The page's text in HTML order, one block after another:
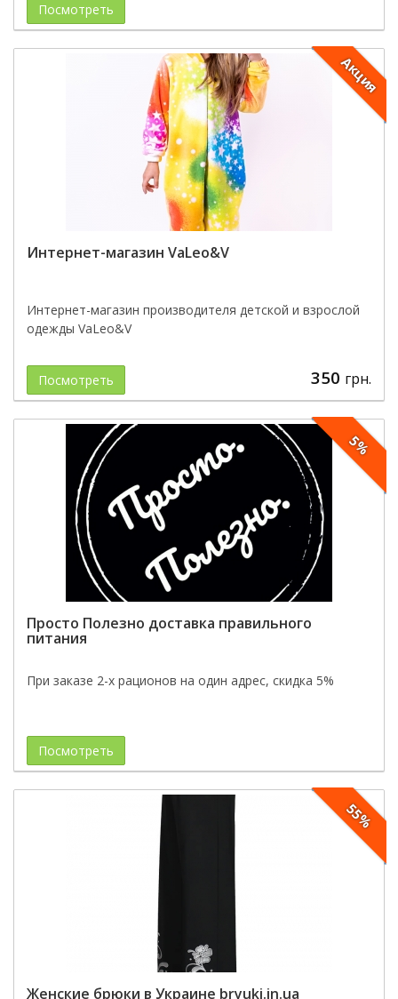
Посмотреть
Акция
Интернет-магазин VaLeo&V
Интернет-магазин производителя детской и взрослой
одежды VaLeo&V
Посмотреть 350 грн.
5%
Просто Полезно доставка правильного
питания
При заказе 2-х рационов на один адрес, скидка 5%
Посмотреть
55%
Женские брюки в Украине bryuki.in.ua